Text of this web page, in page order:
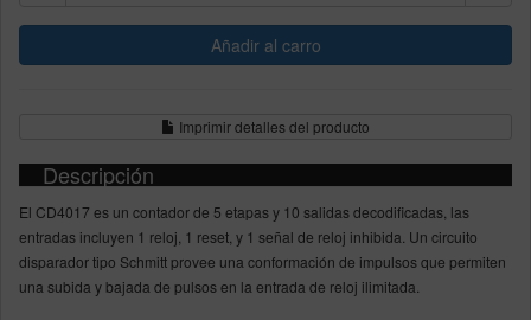
Imprimir detalles del producto
Descripción
El CD4017 es un contador de 5 etapas y 10 salidas decodificadas, las
entradas incluyen 1 reloj, 1 reset, y 1 señal de reloj inhibida. Un circuito
disparador tipo Schmitt provee una conformación de impulsos que permiten
una subida y bajada de pulsos en la entrada de reloj ilimitada.